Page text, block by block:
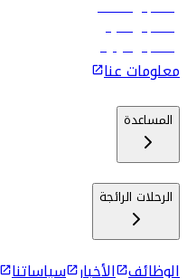
رحلات إلى مسقط
رحلات إلى ماليه
رحلات إلى كولومبو
معلومات عنا
المساعدة
الرحلات الرائجة
الوظائف الأخبار سياساتنا